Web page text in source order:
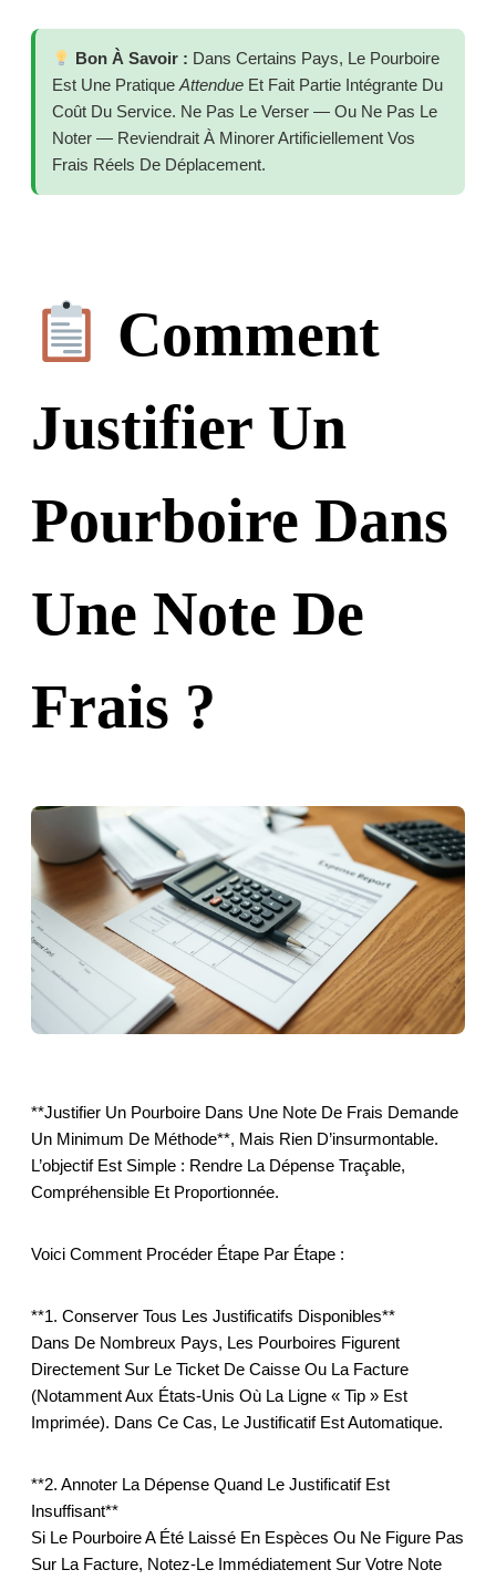
Bon À Savoir : Dans Certains Pays, Le Pourboire
Est Une Pratique Attendue Et Fait Partie Intégrante Du
Coût Du Service. Ne Pas Le Verser — Ou Ne Pas Le
Noter — Reviendrait À Minorer Artificiellement Vos
Frais Réels De Déplacement.
Comment
Justifier Un
Pourboire Dans
Une Note De
Frais ?
**Justifier Un Pourboire Dans Une Note De Frais Demande
Un Minimum De Méthode**, Mais Rien D’insurmontable.
L’objectif Est Simple : Rendre La Dépense Traçable,
Compréhensible Et Proportionnée.
Voici Comment Procéder Étape Par Étape :
**1. Conserver Tous Les Justificatifs Disponibles**
Dans De Nombreux Pays, Les Pourboires Figurent
Directement Sur Le Ticket De Caisse Ou La Facture
(notamment Aux États-Unis Où La Ligne « Tip » Est
Imprimée). Dans Ce Cas, Le Justificatif Est Automatique.
**2. Annoter La Dépense Quand Le Justificatif Est
Insuffisant**
Si Le Pourboire A Été Laissé En Espèces Ou Ne Figure Pas
Sur La Facture, Notez-Le Immédiatement Sur Votre Note